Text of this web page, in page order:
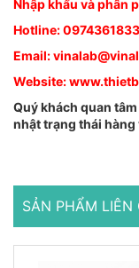
Nhập khẩu và phân
Hotline: 0974361833
Email:
Website:
Quý khách quan
nhật trạng thái hàng
SẢN PHẨM LIÊN